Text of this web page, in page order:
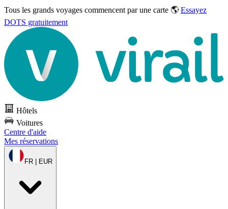
Tous les grands voyages commencent par une carte 🌎 Essayez
DOTS gratuitement
Hôtels
Voitures
Centre d'aide
Mes réservations
FR | EUR